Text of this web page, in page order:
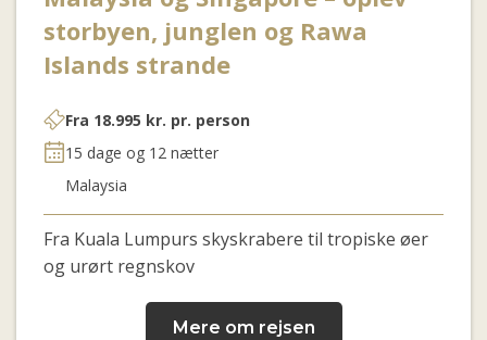
storbyen, junglen og Rawa
Islands strande
Fra 18.995 kr. pr. person
15 dage og 12 nætter
Malaysia
Fra Kuala Lumpurs skyskrabere til tropiske øer
og urørt regnskov
Mere om rejsen